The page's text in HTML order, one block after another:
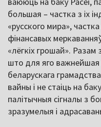
большая – частка з іх
«русского мира»,
фінансавых
«лёгкіх грошай».
што для яго важнейшая
беларускага
вайны і не стаіць на
палітычныя сігналы з
зразумелыя і